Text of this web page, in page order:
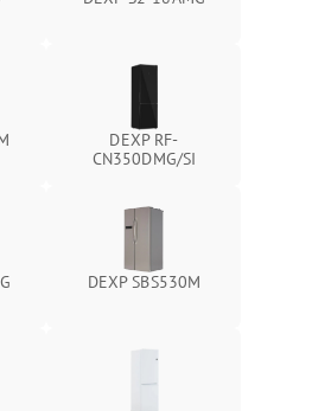
DEXP RF-
CN350DMG/SI
DEXP SBS530M